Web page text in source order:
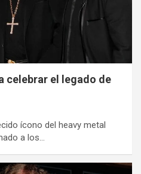
celebrar el legado de
ícono del heavy metal
a los…